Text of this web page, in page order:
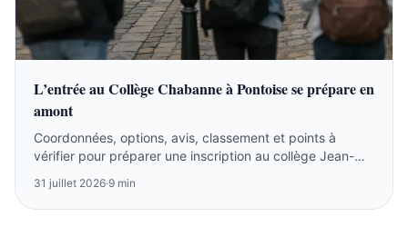
L’entrée au Collège Chabanne à Pontoise se prépare en
amont
Coordonnées, options, avis, classement et points à
vérifier pour préparer une inscription au collège Jean-
31 juillet 2026·9 min